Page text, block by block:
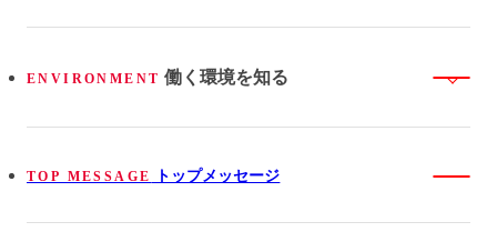
ENVIRONMENT 働く環境を知る
TOP MESSAGE トップメッセージ